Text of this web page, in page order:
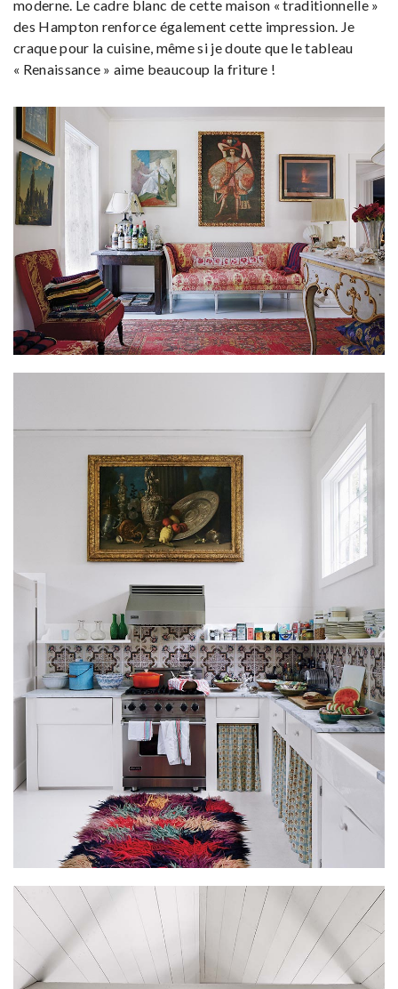
moderne. Le cadre blanc de cette maison « traditionnelle »
des Hampton renforce également cette impression. Je
craque pour la cuisine, même si je doute que le tableau
« Renaissance » aime beaucoup la friture !